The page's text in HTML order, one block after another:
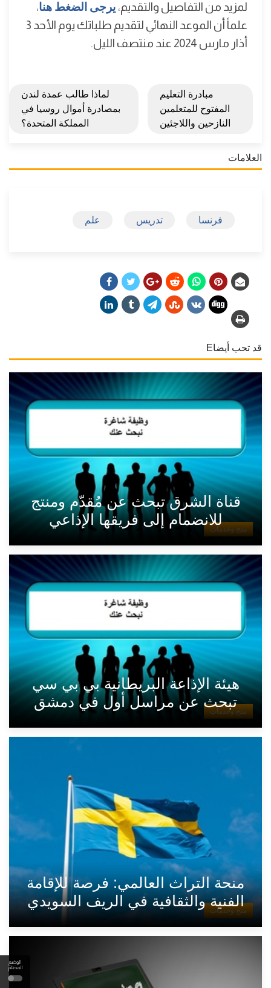
الوضع
المظلم
لمزيد من التفاصيل والتقديم، يرجى الضغط هنا،
علماً أن الموعد النهائي لتقديم طلباتك يوم الأحد 3
أذار مارس 2024 عند منتصف الليل.
مبادرة التعليم
المفتوح للمتعلمين
النازحين واللاجئين
لماذا طالب عمدة لندن
بمصادرة أموال روسيا في
المملكة المتحدة؟
العلامات
فرنسا تدريس علم
قد تحب أيضاE
منح وخدمات
قناة الشرق تبحث عن مُقدّم ومنتج
للانضمام إلى فريقها الإذاعي
منح وخدمات
هيئة الإذاعة البريطانية بي بي سي
تبحث عن مراسل أول في دمشق
منح وخدمات
منحة التراث العالمي: فرصة للإقامة
الفنية والثقافية في الريف السويدي